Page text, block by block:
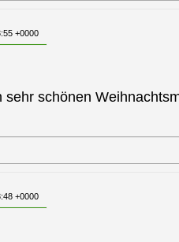
+0000
sehr schönen
+0000